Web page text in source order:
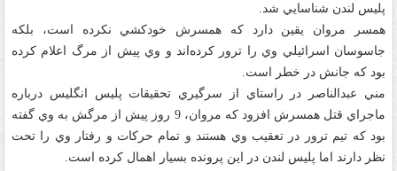
پليس لندن شناسايي شد.
همسر مروان يقين دارد که همسرش خودکشي نکرده است، بلکه
جاسوسان اسرائيلي وي را ترور کرده‌اند و وي پيش از مرگ اعلام کرده
بود که جانش در خطر است.
مني عبدالناصر در راستاي از سرگيري تحقيقات پليس انگليس درباره
ماجراي قتل همسرش افزود که مروان، 9 روز پيش از مرگش به وي گفته
بود که تيم ترور در تعقيب وي هستند و تمام حرکات و رفتار وي را تحت
نظر دارند اما پليس لندن در اين پرونده بسيار اهمال کرده است.